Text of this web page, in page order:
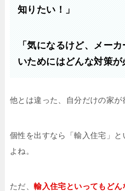
知りたい！」
「気になるけど、メー
いためにはどんな対策が
他とは違った、自分だけの家が
個性を出すなら「輸入住宅」
よね。
ただ、輸入住宅といってもど